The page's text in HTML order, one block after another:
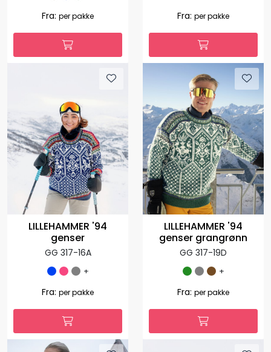
Fra: per pakke Fra: per pakke
LILLEHAMMER '94
genser
GG 317-16A
+
Fra: per pakke
LILLEHAMMER '94
genser grangrønn
GG 317-19D
+
Fra: per pakke